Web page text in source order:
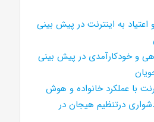
به اینترنت در پیش بینی
و خودکارآمدی در پیش بینی
با عملکرد خانواده و هوش
درتنظیم هیجان در